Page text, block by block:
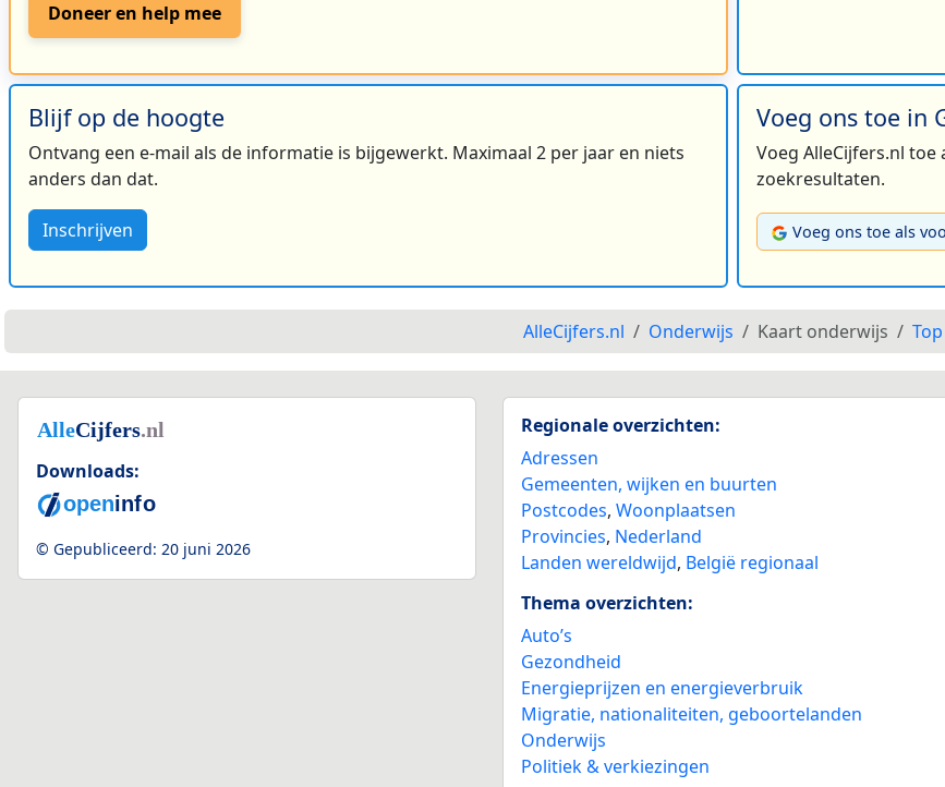
2
3
4
Doneer en help mee
Blijf op de hoogte
Ontvang een e-mail als de informatie is bijgewerkt. Maximaal 2 per jaar en niets
anders dan dat.
Inschrijven
Voeg ons toe in
Voeg AlleCijfers.nl
zoekresultaten.
Voeg ons toe als
AlleCijfers.nl Onderwijs Kaart onderwijs Top
Downloads:
© Gepubliceerd: 20 juni 2026
Regionale overzichten:
Adressen
Gemeenten, wijken en buurten
Postcodes,Woonplaatsen
Provincies, Nederland
Landen wereldwijd, België regionaal
Thema overzichten:
Auto’s
Gezondheid
Energieprijzen en energieverbruik
Migratie, nationaliteiten, geboortelanden
Onderwijs
Politiek & verkiezingen